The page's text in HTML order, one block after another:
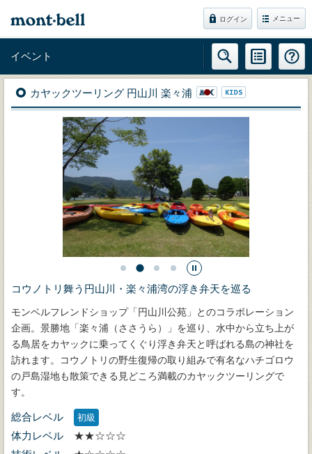
ログイン メニュー
イベント
カヤックツーリング 円山川 楽々浦
コウノトリ舞う円山川・楽々浦湾の浮き弁天を巡る
モンベルフレンドショップ「円山川公苑」とのコラボレーション
企画。景勝地「楽々浦（ささうら）」を巡り、水中から立ち上が
る鳥居をカヤックに乗ってくぐり浮き弁天と呼ばれる島の神社を
訪れます。コウノトリの野生復帰の取り組みで有名なハチゴロウ
の戸島湿地も散策できる見どころ満載のカヤックツーリングで
す。
総合レベル 初級
体力レベル
★★☆☆☆